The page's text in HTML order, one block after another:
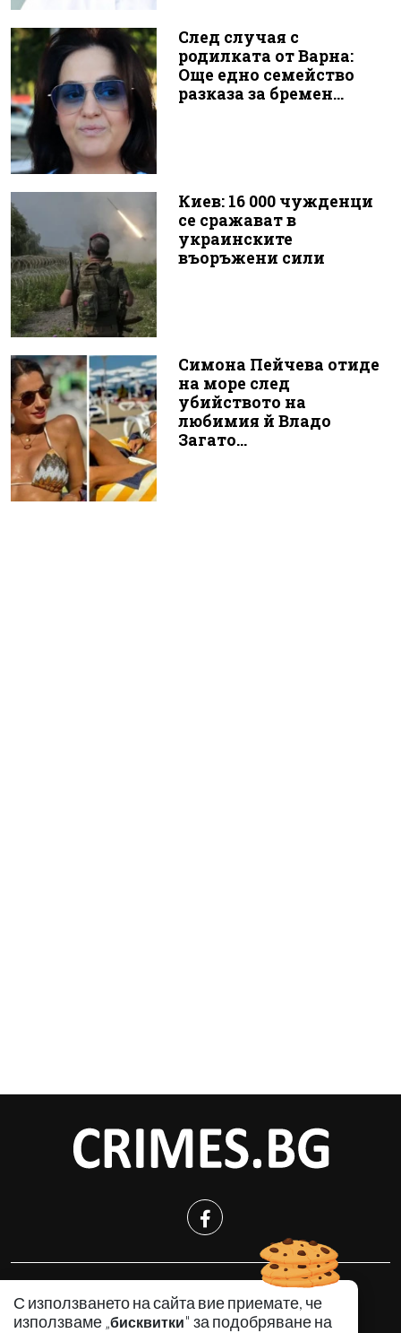
След случая с
родилката от Варна:
Още едно семейство
разказа за бремен...
Киев: 16 000 чужденци
се сражават в
украинските
въоръжени сили
Симона Пейчева отиде
на море след
убийството на
любимия й Владо
Загато...
С използването на сайта вие приемате, че
използваме „бисквитки" за подобряване на
КРИМИНАЛНО
ИНЦИДЕНТИ